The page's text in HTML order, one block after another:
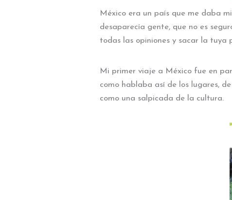
México era un país que me daba
desaparecía gente, que no es
todas las opiniones y sacar la tuya
Mi primer viaje a México fue en
como hablaba así de los lugares,
como una salpicada de la cultura.